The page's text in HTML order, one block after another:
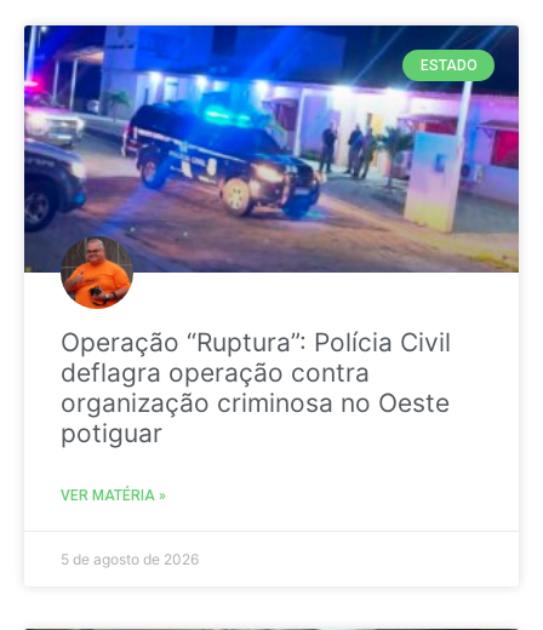
ESTADO
Operação “Ruptura”: Polícia Civil
deflagra operação contra
organização criminosa no Oeste
potiguar
VER MATÉRIA »
5 de agosto de 2026